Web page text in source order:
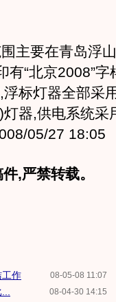
主要在青岛浮
“北京2008”字
标灯器全部采
器,供电系统采
05/27 18:05
,严禁转载。
08-05-08 11:07
工作
08-04-30 14:15